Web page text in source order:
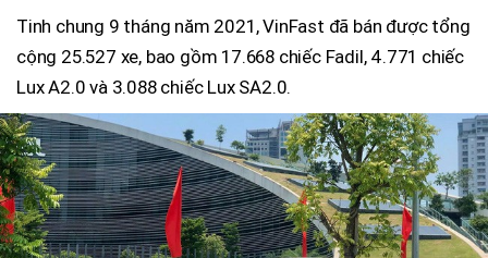
Tinh chung 9 tháng năm 2021, VinFast đã bán được tổng
cộng 25.527 xe, bao gồm 17.668 chiếc Fadil, 4.771 chiếc
Lux A2.0 và 3.088 chiếc Lux SA2.0.